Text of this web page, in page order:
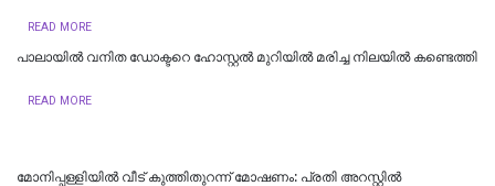
READ MORE
പാലായിൽ വനിത ഡോക്ടറെ ഹോസ്റ്റൽ മുറിയിൽ മരിച്ച നിലയിൽ കണ്ടെത്തി
READ MORE
മോനിപ്പള്ളിയിൽ വീട് കുത്തിതുറന്ന് മോഷണം: പ്രതി അറസ്റ്റിൽ